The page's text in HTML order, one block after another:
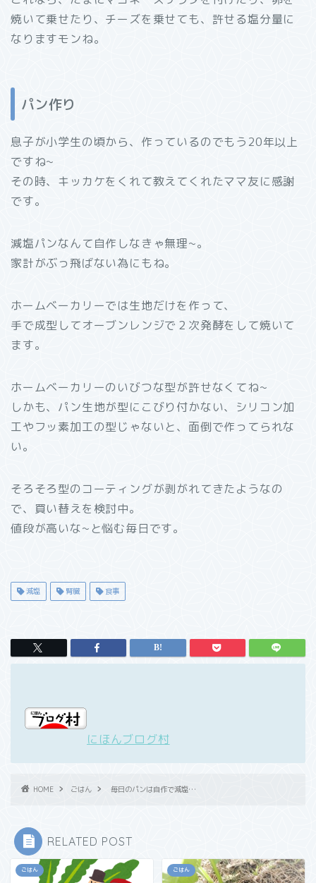
焼いて乗せたり、チーズを乗せても、許せる塩分量に
なりますモンね。
パン作り
息子が小学生の頃から、作っているのでもう20年以上
ですね~
その時、キッカケをくれて教えてくれたママ友に感謝
です。
減塩パンなんて自作しなきゃ無理~。
家計がぶっ飛ばない為にもね。
ホームベーカリーでは生地だけを作って、
手で成型してオーブンレンジで２次発酵をして焼いて
ます。
ホームベーカリーのいびつな型が許せなくてね~
しかも、パン生地が型にこびり付かない、シリコン加
工やフッ素加工の型じゃないと、面倒で作ってられな
い。
そろそろ型のコーティングが剥がれてきたようなの
で、買い替えを検討中。
値段が高いな~と悩む毎日です。
減塩 腎臓 食事
にほんブログ村
HOME ごはん 毎日のパンは自作で減塩…
RELATED POST
ごはん ごはん